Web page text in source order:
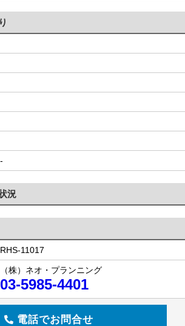
-
況
RHS-11017
（株）ネオ・プランニング
03-5985-4401
電話でお問合せ